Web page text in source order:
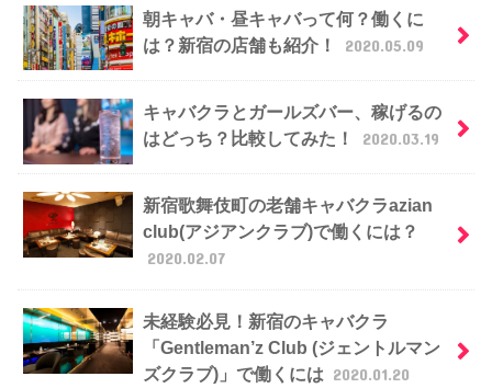
朝キャバ・昼キャバって何？働くに
は？新宿の店舗も紹介！
2020.05.09
キャバクラとガールズバー、稼げるの
はどっち？比較してみた！
2020.03.19
新宿歌舞伎町の老舗キャバクラazian
club(アジアンクラブ)で働くには？
2020.02.07
未経験必見！新宿のキャバクラ
「Gentleman’z Club (ジェントルマン
ズクラブ)」で働くには 2020.01.20